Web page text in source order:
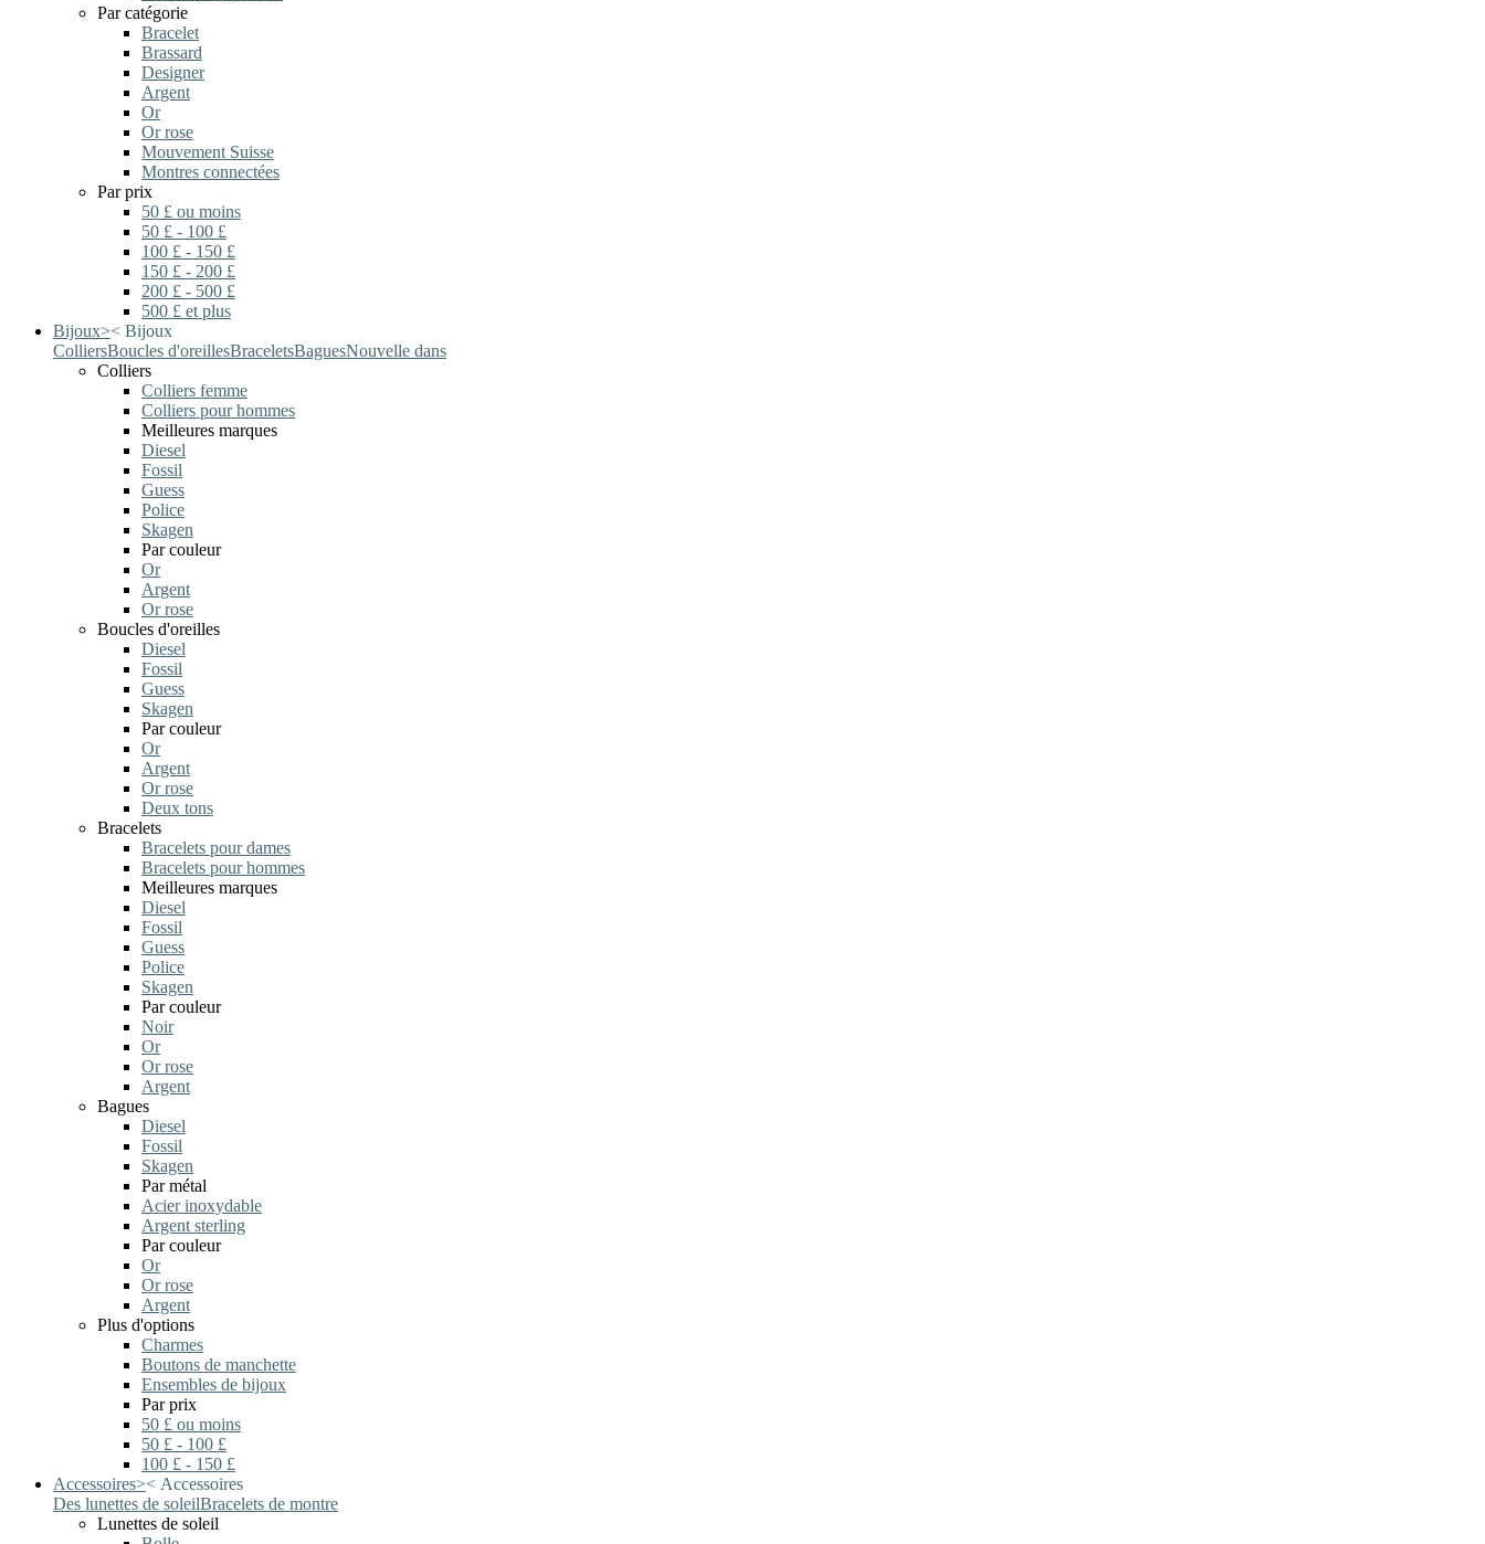
Par catégorie
Bracelet
Brassard
Designer
Argent
Or
Or rose
Mouvement Suisse
Montres connectées
Par prix
50 £ ou moins
50 £ - 100 £
100 £ - 150 £
150 £ - 200 £
200 £ - 500 £
500 £ et plus
Bijoux>< Bijoux
ColliersBoucles d'oreillesBraceletsBaguesNouvelle dans
Colliers
Colliers femme
Colliers pour hommes
Meilleures marques
Diesel
Fossil
Guess
Police
Skagen
Par couleur
Or
Argent
Or rose
Boucles d'oreilles
Diesel
Fossil
Guess
Skagen
Par couleur
Or
Argent
Or rose
Deux tons
Bracelets
Bracelets pour dames
Bracelets pour hommes
Meilleures marques
Diesel
Fossil
Guess
Police
Skagen
Par couleur
Noir
Or
Or rose
Argent
Bagues
Diesel
Fossil
Skagen
Par métal
Acier inoxydable
Argent sterling
Par couleur
Or
Or rose
Argent
Plus d'options
Charmes
Boutons de manchette
Ensembles de bijoux
Par prix
50 £ ou moins
50 £ - 100 £
100 £ - 150 £
Accessoires>< Accessoires
Des lunettes de soleilBracelets de montre
Lunettes de soleil